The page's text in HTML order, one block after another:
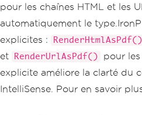
pour les chaînes HTML et les
automatiquement le
explicites :
RenderHtmlAsPdf()
et
RenderUrlAsPdf()
pour
explicite améliore la clarté du
IntelliSense. Pour en savoir